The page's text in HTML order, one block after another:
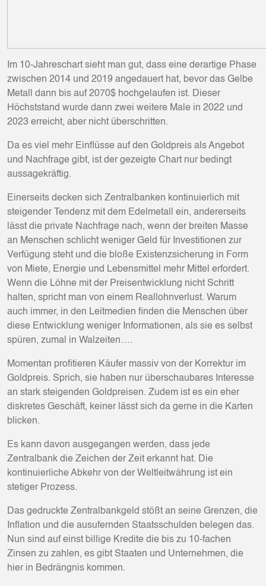
Im 10-Jahreschart sieht man gut, dass eine derartige Phase
zwischen 2014 und 2019 angedauert hat, bevor das Gelbe
Metall dann bis auf 2070$ hochgelaufen ist. Dieser
Höchststand wurde dann zwei weitere Male in 2022 und
2023 erreicht, aber nicht überschritten.
Da es viel mehr Einflüsse auf den Goldpreis als Angebot
und Nachfrage gibt, ist der gezeigte Chart nur bedingt
aussagekräftig.
Einerseits decken sich Zentralbanken kontinuierlich mit
steigender Tendenz mit dem Edelmetall ein, andererseits
lässt die private Nachfrage nach, wenn der breiten Masse
an Menschen schlicht weniger Geld für Investitionen zur
Verfügung steht und die bloße Existenzsicherung in Form
von Miete, Energie und Lebensmittel mehr Mittel erfordert.
Wenn die Löhne mit der Preisentwicklung nicht Schritt
halten, spricht man von einem Reallohnverlust. Warum
auch immer, in den Leitmedien finden die Menschen über
diese Entwicklung weniger Informationen, als sie es selbst
spüren, zumal in Walzeiten….
Momentan profitieren Käufer massiv von der Korrektur im
Goldpreis. Sprich, sie haben nur überschaubares Interesse
an stark steigenden Goldpreisen. Zudem ist es ein eher
diskretes Geschäft, keiner lässt sich da gerne in die Karten
blicken.
Es kann davon ausgegangen werden, dass jede
Zentralbank die Zeichen der Zeit erkannt hat. Die
kontinuierliche Abkehr von der Weltleitwährung ist ein
stetiger Prozess.
Das gedruckte Zentralbankgeld stößt an seine Grenzen, die
Inflation und die ausufernden Staatsschulden belegen das.
Nun sind auf einst billige Kredite die bis zu 10-fachen
Zinsen zu zahlen, es gibt Staaten und Unternehmen, die
hier in Bedrängnis kommen.